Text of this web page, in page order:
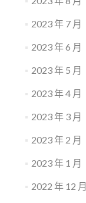
2023 年 7 月
2023 年 6 月
2023 年 5 月
2023 年 4 月
2023 年 3 月
2023 年 2 月
2023 年 1 月
2022 年 12 月